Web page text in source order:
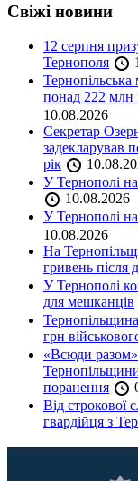
Свіжі новини
12 серпня
Тернополя
понад 222 млн
10.08.2026
Секретар
задекларував
рік
У Тернополі
10.08.2026
У Тернополі
10.08.2026
На
гривень після
У Тернополі
для мешканців
грн
«Всюди разом»:
поранення
Від
гвардійця з